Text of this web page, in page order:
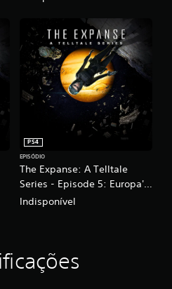
The Expanse: A Telltale
Series - Episode 5: Europa's
Folly
PS4
EPISÓDIO
Indisponível